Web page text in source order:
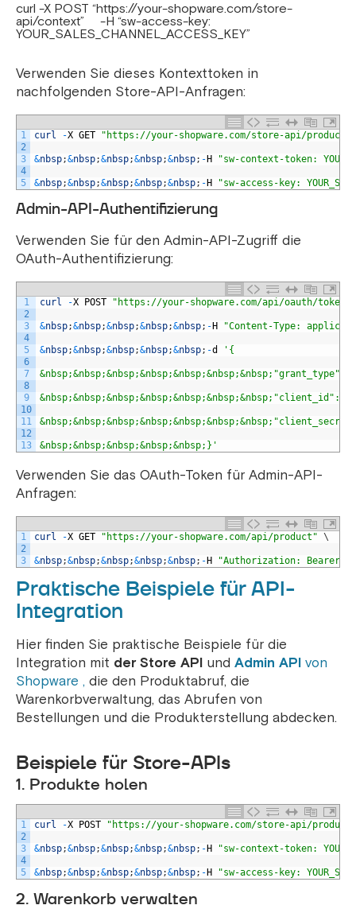
curl -X POST “https://your-shopware.com/store-
api/context” -H “sw-access-key:
YOUR_SALES_CHANNEL_ACCESS_KEY”
Verwenden Sie dieses Kontexttoken in
nachfolgenden Store-API-Anfragen:
1
2
3
4
5
curl -X GET "https://your-shopware.com/store-api/product"
&nbsp;&nbsp;&nbsp;&nbsp;&nbsp; - H "sw-context-token:
&nbsp;&nbsp;&nbsp;&nbsp;&nbsp; - H "sw-access-key:
Admin-API-Authentifizierung
Verwenden Sie für den Admin-API-Zugriff die
OAuth-Authentifizierung:
1
2
3
4
5
6
7
8
9
10
11
12
13
curl -X POST "https://your-shopware.com/api/oauth/token"
&nbsp;&nbsp;&nbsp;&nbsp;&nbsp; - H "Content-Type:
&nbsp;&nbsp;&nbsp;&nbsp;&nbsp; -d '{
&nbsp;&nbsp;&nbsp;&nbsp;&nbsp;&nbsp;&nbsp;"client_id":
&nbsp;&nbsp;&nbsp;&nbsp;&nbsp;&nbsp;&nbsp;"client_secret":
&nbsp;&nbsp;&nbsp;&nbsp;&nbsp;}'
Verwenden Sie das OAuth-Token für Admin-API-
Anfragen:
1
2
3
curl -X GET "https://your-shopware.com/api/product" \
&nbsp;&nbsp;&nbsp;&nbsp;&nbsp; - H "Authorization: Bearer
Praktische Beispiele für API-
Integration
Hier finden Sie praktische Beispiele für die
Integration mit der Store API und Admin API von
Shopware , die den Produktabruf, die
Warenkorbverwaltung, das Abrufen von
Bestellungen und die Produkterstellung abdecken.
Beispiele für Store-APIs
1. Produkte holen
1
2
3
4
5
curl -X POST "https://your-shopware.com/store-api/product"
&nbsp;&nbsp;&nbsp;&nbsp;&nbsp; - H "sw-context-token:
&nbsp;&nbsp;&nbsp;&nbsp;&nbsp; - H "sw-access-key:
2. Warenkorb verwalten